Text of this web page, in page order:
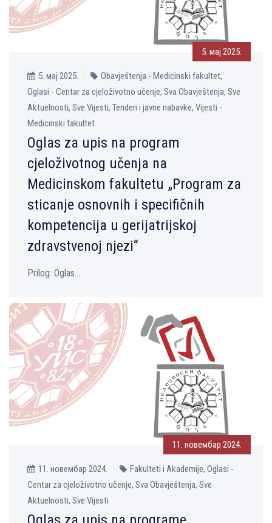
5. мај 2025.
5. мај 2025.
Obavještenja - Medicinski fakultet,
Oglasi - Centar za cjeloživotno učenje, Sva Obavještenja, Sve
Aktuelnosti, Sve Vijesti, Tenderi i javne nabavke, Vijesti -
Medicinski fakultet
Oglas za upis na program
cjeloživotnog učenja na
Medicinskom fakultetu „Program za
sticanje osnovnih i specifičnih
kompetencija u gerijatrijskoj
zdravstvenoj njezi“
Prilog: Oglas...
11. новембар 2024.
11. новембар 2024.
Fakulteti i Akademije, Oglasi -
Centar za cjeloživotno učenje, Sva Obavještenja, Sve
Aktuelnosti, Sve Vijesti